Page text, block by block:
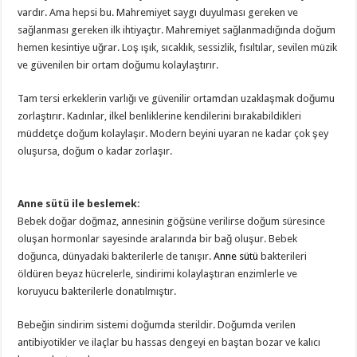
vardır. Ama hepsi bu. Mahremiyet saygı duyulması gereken ve
sağlanması gereken ilk ihtiyaçtır. Mahremiyet sağlanmadığında doğum
hemen kesintiye uğrar. Loş ışık, sıcaklık, sessizlik, fısıltılar, sevilen müzik
ve güvenilen bir ortam doğumu kolaylaştırır.
Tam tersi erkeklerin varlığı ve güvenilir ortamdan uzaklaşmak doğumu
zorlaştırır. Kadınlar, ilkel benliklerine kendilerini bırakabildikleri
müddetçe doğum kolaylaşır. Modern beyini uyaran ne kadar çok şey
oluşursa, doğum o kadar zorlaşır.
Anne sütü ile beslemek:
Bebek doğar doğmaz, annesinin göğsüne verilirse doğum süresince
oluşan hormonlar sayesinde aralarında bir bağ oluşur. Bebek
doğunca, dünyadaki bakterilerle de tanışır.Anne sütü bakterileri
öldüren beyaz hücrelerle, sindirimi kolaylaştıran enzimlerle ve
koruyucu bakterilerle donatılmıştır.
Bebeğin sindirim sistemi doğumda sterildir. Doğumda verilen
antibiyotikler ve ilaçlar bu hassas dengeyi en baştan bozar ve kalıcı